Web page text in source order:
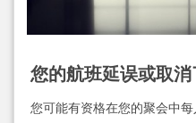
您的航班延误或取消
您可能有资格在您的聚会中每